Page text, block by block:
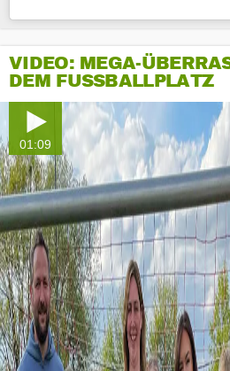
VIDEO: MEGA-
DEM FUSSBALLPLATZ
01:09